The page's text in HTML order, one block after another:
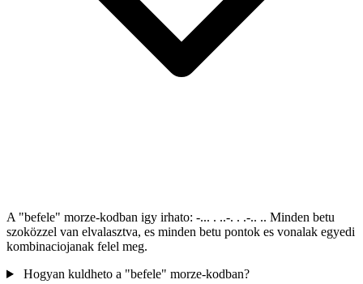
A "befele" morze-kodban igy irhato: -... . ..-. . .-.. .. Minden betu
szoközzel van elvalasztva, es minden betu pontok es vonalak egyedi
kombinaciojanak felel meg.
Hogyan kuldheto a "befele" morze-kodban?